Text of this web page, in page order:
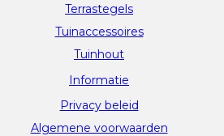
Terrastegels
Tuinaccessoires
Tuinhout
Informatie
Privacy beleid
Algemene voorwaarden